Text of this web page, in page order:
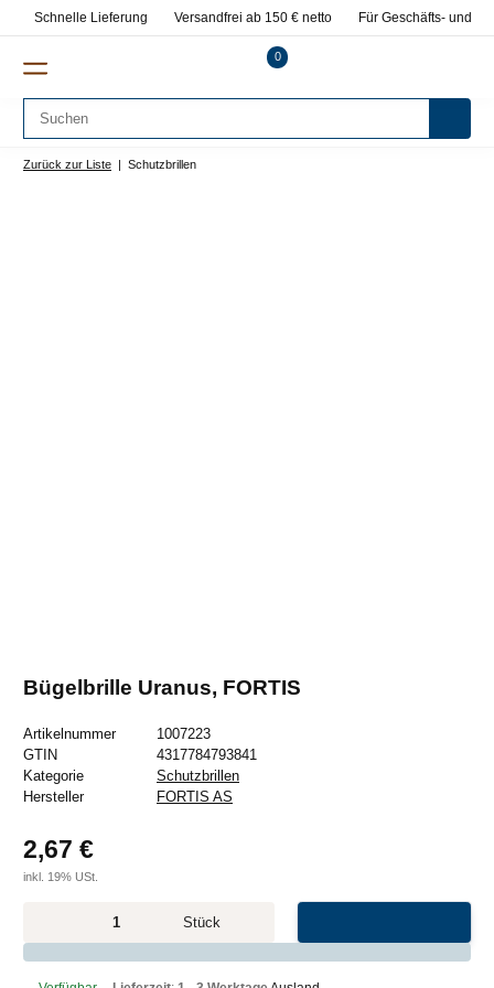
Schnelle Lieferung Versandfrei ab 150 € netto Für Geschäfts- und
0
Zurück zur Liste Schutzbrillen
Bügelbrille Uranus, FORTIS
Artikelnummer
1007223
GTIN
4317784793841
Kategorie
Schutzbrillen
Hersteller
FORTIS AS
2,67 €
inkl. 19% USt.
Stück
x